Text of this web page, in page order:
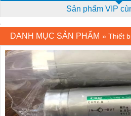
Sản phẩm VIP
DANH MỤC SẢN PHẨM » Thiết